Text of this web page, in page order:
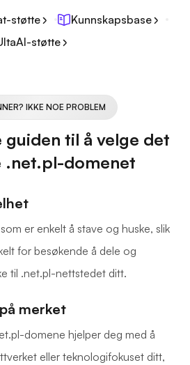
støtte
Kunnskapsbase
støtte
IKKE NOE PROBLEM
guiden til å velge det
.net.pl-domenet
er enkelt å stave og huske, slik
for besøkende å dele og
til .net.pl-nettstedet ditt.
merket
domene hjelper deg med å
eller teknologifokuset ditt,